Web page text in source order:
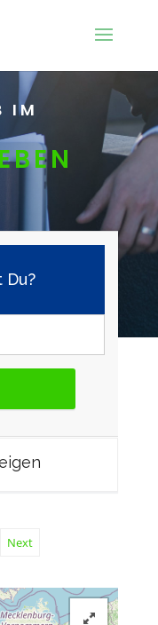
IM
Du?
Next